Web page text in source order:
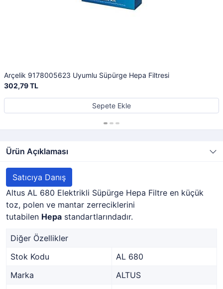
Arçelik 9178005623 Uyumlu Süpürge Hepa Filtresi
302,79 TL
Sepete Ekle
Ürün Açıklaması
Satıcıya Danış
Altus AL 680 Elektrikli Süpürge Hepa Filtre en küçük
toz, polen ve mantar zerreciklerini
tutabilen Hepa standartlarındadır.
Diğer Özellikler
Stok Kodu
AL 680
Marka
ALTUS